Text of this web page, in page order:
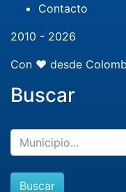
Contacto
2010 - 2026
Con ❤️ desde
Buscar
Buscar